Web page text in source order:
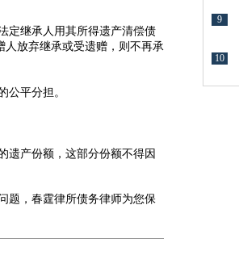
定继承人用其所得遗产清偿债
人放弃继承或受遗赠，则不再承
公平分担‌ 。
遗产份额，这部分份额不得因
题，春霆律所债务律师为您保
9
10